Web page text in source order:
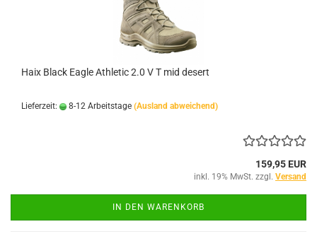
Haix Black Eagle Athletic 2.0 V T mid desert
Lieferzeit: 8-12 Arbeitstage (Ausland abweichend)
159,95 EUR
inkl. 19% MwSt. zzgl. Versand
IN DEN WARENKORB